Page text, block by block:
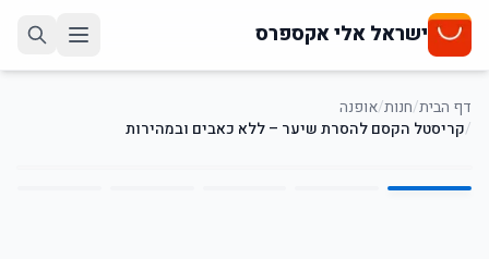
ישראל אלי אקספרס
דף הבית/חנות/אופנה
/קריסטל הקסם להסרת שיער – ללא כאבים ובמהירות
1
/
5